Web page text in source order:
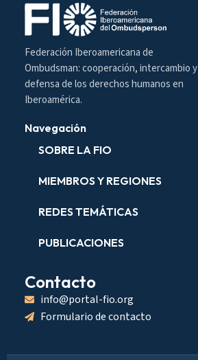
Federación Iberoamericana de
Ombudsman: cooperación, intercambio y
defensa de los derechos humanos en
Iberoamérica.
Navegación
SOBRE LA FIO
MIEMBROS Y REGIONES
REDES TEMÁTICAS
PUBLICACIONES
Contacto
info@portal-fio.org
Formulario de contacto